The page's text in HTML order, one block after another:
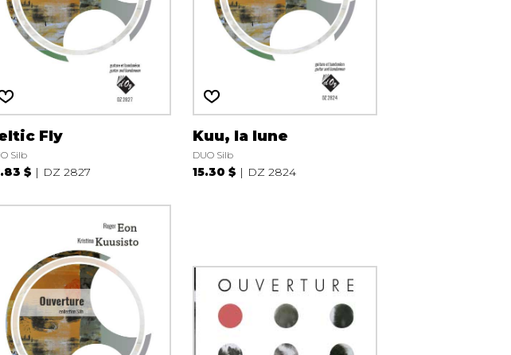
Fly
Silb
$ DZ 2827
Kuu, la lune
DUO Silb
15.30 $ DZ 2824